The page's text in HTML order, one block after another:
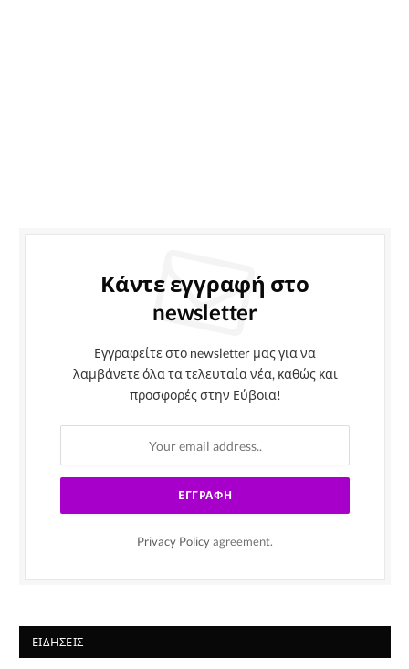
Κάντε εγγραφή στο
newsletter
Εγγραφείτε στο newsletter μας για να
λαμβάνετε όλα τα τελευταία νέα, καθώς και
προσφορές στην Εύβοια!
Privacy Policy agreement.
ΕΙΔΉΣΕΙΣ